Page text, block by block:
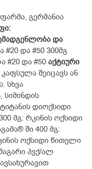
გერმანია
და
#20 და #50 300მგ
#20 და #50 აქტიური
შეიცავს ან
სხვა
დიოქსიდი
მგ: რკინის ოქსიდი
ში 400 მგ:
ოქსიდი წითელი
პვქ/ალ